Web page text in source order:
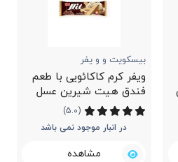
بیسکویت و و یفر
ویفر کرم کاکائویی با طعم
فندق هیت شیرین عسل
40 گرمی
(5.0)
در انبار موجود نمی باشد
مشاهده